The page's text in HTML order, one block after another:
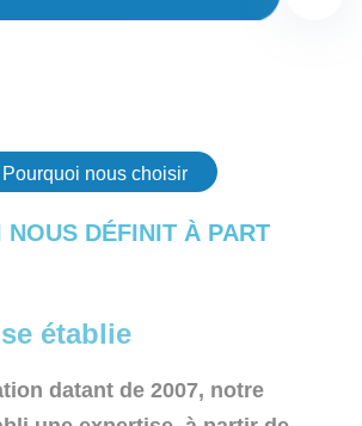
gestion de la qualité rigoureux,
notre engagement envers la
notre réputation de l'industrie, nous
adaptées pour répondre
de nos clients.
Intelligent Technology Co.,
Pourquoi nous choisir
NOUS DÉFINIT À PART
établie
datant de 2007, notre